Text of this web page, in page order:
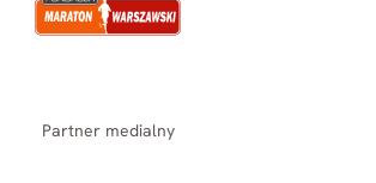
Partner medialny